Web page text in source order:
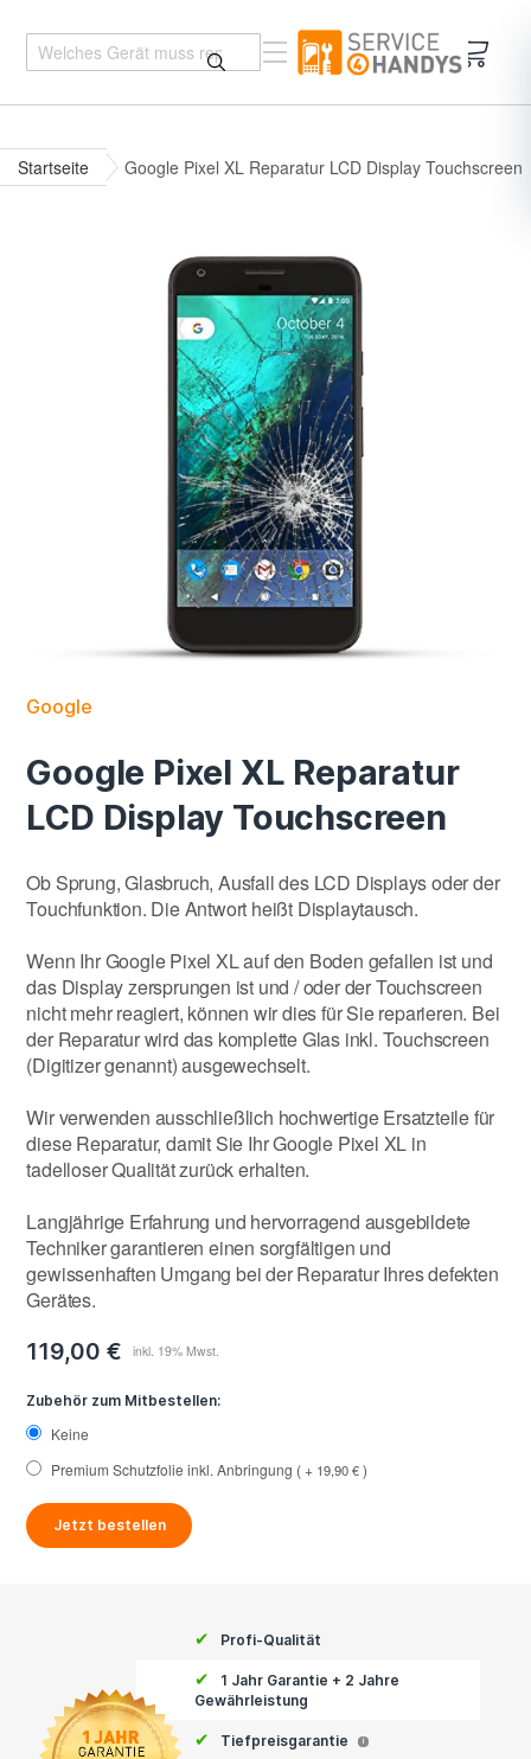
Startseite Google Pixel XL Reparatur LCD Display Touchscreen
Google
Google Pixel XL Reparatur
LCD Display Touchscreen
Ob Sprung, Glasbruch, Ausfall des LCD Displays oder der
Touchfunktion. Die Antwort heißt Displaytausch.
Wenn Ihr Google Pixel XL auf den Boden gefallen ist und
das Display zersprungen ist und / oder der Touchscreen
nicht mehr reagiert, können wir dies für Sie reparieren. Bei
der Reparatur wird das komplette Glas inkl. Touchscreen
(Digitizer genannt) ausgewechselt.
Wir verwenden ausschließlich hochwertige Ersatzteile für
diese Reparatur, damit Sie Ihr Google Pixel XL in
tadelloser Qualität zurück erhalten.
Langjährige Erfahrung und hervorragend ausgebildete
Techniker garantieren einen sorgfältigen und
gewissenhaften Umgang bei der Reparatur Ihres defekten
Gerätes.
119,00 €
Zubehör zum Mitbestellen:
Keine
Premium Schutzfolie inkl. Anbringung
+ 19,90 €
Jetzt bestellen
✔ Profi-Qualität
✔
1 Jahr Garantie + 2 Jahre
Gewährleistung
✔ Tiefpreisgarantie i